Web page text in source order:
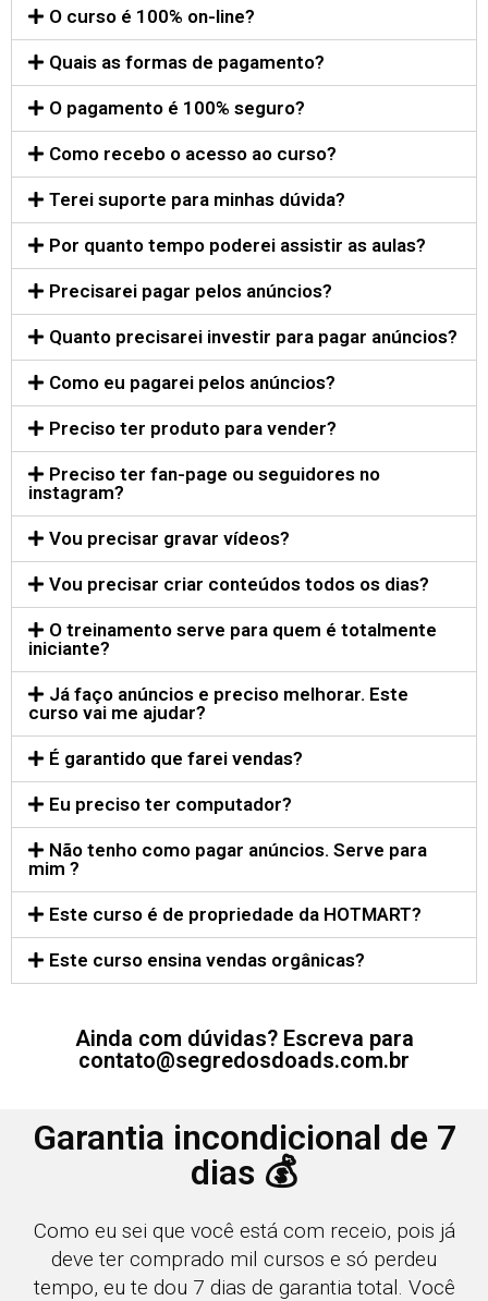
O curso é 100% on-line?
Quais as formas de pagamento?
O pagamento é 100% seguro?
Como recebo o acesso ao curso?
Terei suporte para minhas dúvida?
Por quanto tempo poderei assistir as aulas?
Precisarei pagar pelos anúncios?
Quanto precisarei investir para pagar anúncios?
Como eu pagarei pelos anúncios?
Preciso ter produto para vender?
Preciso ter fan-page ou seguidores no
instagram?
Vou precisar gravar vídeos?
Vou precisar criar conteúdos todos os dias?
O treinamento serve para quem é totalmente
iniciante?
Já faço anúncios e preciso melhorar. Este
curso vai me ajudar?
É garantido que farei vendas?
Eu preciso ter computador?
Não tenho como pagar anúncios. Serve para
mim ?
Este curso é de propriedade da HOTMART?
Este curso ensina vendas orgânicas?
Ainda com dúvidas? Escreva para
contato@segredosdoads.com.br
Garantia incondicional de 7
dias 💰
Como eu sei que você está com receio, pois já
deve ter comprado mil cursos e só perdeu
tempo, eu te dou 7 dias de garantia total. Você